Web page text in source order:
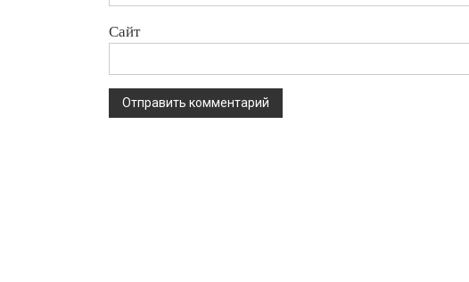
Сайт